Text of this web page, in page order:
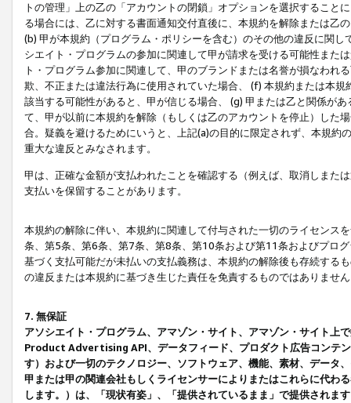
トの管理」上の乙の「アカウントの閉鎖」オプションを選択するこ
る場合には、乙に対する書面通知交付直後に、本規約を解除または乙
(b) 甲が本規約（プログラム・ポリシーを含む）のその他の違反に関
シエイト・プログラムの参加に関連して甲が請求を受ける可能性また
ト・プログラム参加に関連して、甲のブランドまたは名誉が損なわれ
欺、不正または違法行為に使用されていた場合、 (f) 本規約または本
該当する可能性があると、甲が信じる場合、 (g) 甲または乙と関係が
て、甲が以前に本規約を解除（もしくは乙のアカウントを停止）した
合。疑義を避けるためにいうと、上記(a)の目的に限定されず、本規
重大な違反とみなされます。
甲は、正確な金額が支払われたことを確認する（例えば、取消しまた
支払いを保留することがあります。
本規約の解除に伴い、本規約に関連して付与された一切のライセンス
条、第5条、第6条、第7条、第8条、第10条および第11条およびプロ
基づく支払可能だが未払いの支払義務は、本規約の解除後も存続する
の違反または本規約に基づき生じた責任を免責するものではありませ
7. 無保証
アソシエイト・プログラム、アマゾン・サイト、アマゾン・サイト上
Product Advertising API、データフィード、プロダクト広告コンテ
す）および一切のテクノロジー、ソフトウェア、機能、素材、データ
甲または甲の関連会社もしくライセンサーによりまたはこれらに代わ
します。）は、「現状有姿」、「提供されているまま」で提供されま